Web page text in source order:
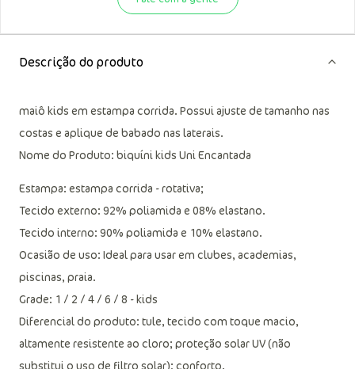
Descrição do produto
maiô kids em estampa corrida. Possui ajuste de tamanho nas
costas e aplique de babado nas laterais.
Nome do Produto: biquíni kids Uni Encantada
Estampa: estampa corrida - rotativa;
Tecido externo: 92% poliamida e 08% elastano.
Tecido interno: 90% poliamida e 10% elastano.
Ocasião de uso: Ideal para usar em clubes, academias,
piscinas, praia.
Grade: 1 / 2 / 4 / 6 / 8 - kids
Diferencial do produto: tule, tecido com toque macio,
altamente resistente ao cloro; proteção solar UV (não
substitui o uso de filtro solar); conforto.